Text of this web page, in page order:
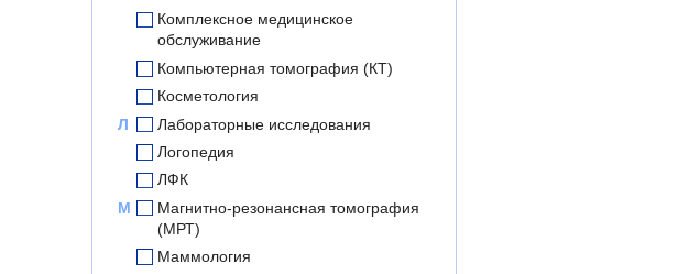
Комплексное медицинское
обслуживание
Компьютерная томография (КТ)
Косметология
Л
Лабораторные исследования
Логопедия
ЛФК
М
Магнитно-резонансная томография
(МРТ)
Маммология